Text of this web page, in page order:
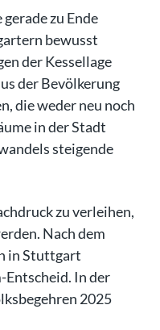
zu Ende
bewusst
der Kessellage
der Bevölkerung
die weder neu noch
in der Stadt
steigende
zu verleihen,
Nach dem
in Stuttgart
Entscheid. In der
2025